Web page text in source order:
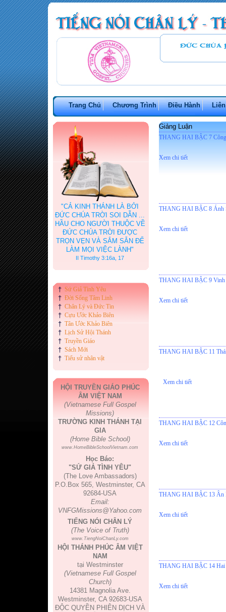
Trang Chủ Chương Trình Điều Hành
"CẢ KINH THÁNH LÀ BỞI
ĐỨC CHÚA TRỜI SOI DẪN ...
HẦU CHO NGƯỜI THUỘC VỀ
ĐỨC CHÚA TRỜI ĐƯỢC
TRỌN VẸN VÀ SẮM SẴN ĐỂ
LÀM MỌI VIỆC LÀNH"
II Timothy 3:16a, 17
† Sứ Giả Tình Yêu
† Đời Sống Tâm Linh
† Chân Lý và Đức Tin
† Cựu Ước Khảo Biên
† Tân Ước Khảo Biên
† Lịch Sử Hội Thánh
† Truyền Giáo
† Sách Mới
† Tiểu sử nhân vật
HỘI TRUYỀN GIÁO PHÚC
ÂM VIỆT NAM
(Vietnamese Full Gospel
Missions)
TRƯỜNG KINH THÁNH TẠI
GIA
(Home Bible School)
www.HomeBibleSchoolVietnam.com
Học Báo:
"SỨ GIẢ TÌNH YÊU"
(The Love Ambassadors)
P.O.Box 565, Westminster, CA
92684-USA
Email:
VNFGMissions@Yahoo.com
TIẾNG NÓI CHÂN LÝ
(The Voice of Truth)
www.TiengNoiChanLy.com
HỘI THÁNH PHÚC ÂM VIỆT
NAM
tại Westminster
(Vietnamese Full Gospel
Church)
14381 Magnolia Ave.
Westminster, CA 92683-USA
ĐỘC QUYỀN PHIÊN DỊCH VÀ
Giảng Luận
THANG HAI BẬC 7
Xem chi tiết
THANG HAI BẬC 8 Ánh
Xem chi tiết
THANG HAI BẬC 9 Vinh
Xem chi tiết
THANG HAI BẬC 11
Xem chi tiết
THANG HAI BẬC 12
Xem chi tiết
THANG HAI BẬC 13 Ân
Xem chi tiết
THANG HAI BẬC 14 Hai
Xem chi tiết